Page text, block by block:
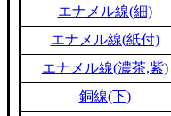
エナメル線(細)
エナメル線(紙付)
エナメル線(濃茶,紫)
銅線(下)